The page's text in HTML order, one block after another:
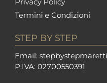
Termini e Condizioni
STEP BY STEP
Email: stepbystepm
P.IVA: 02700550391